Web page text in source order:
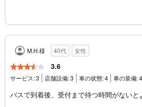
M.H.様 40代 女性
3.6
サービス:3 店舗設備:3 車の状態:4 車の装備:4
バスで到着後、受付まで待つ時間がないと